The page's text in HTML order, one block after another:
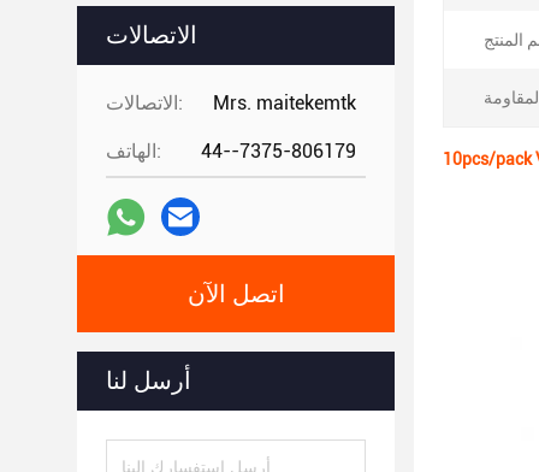
الاتصالات
الاتصالات: Mrs. maitekemtk
الهاتف: 44--7375-806179
اتصل الآن
أرسل لنا